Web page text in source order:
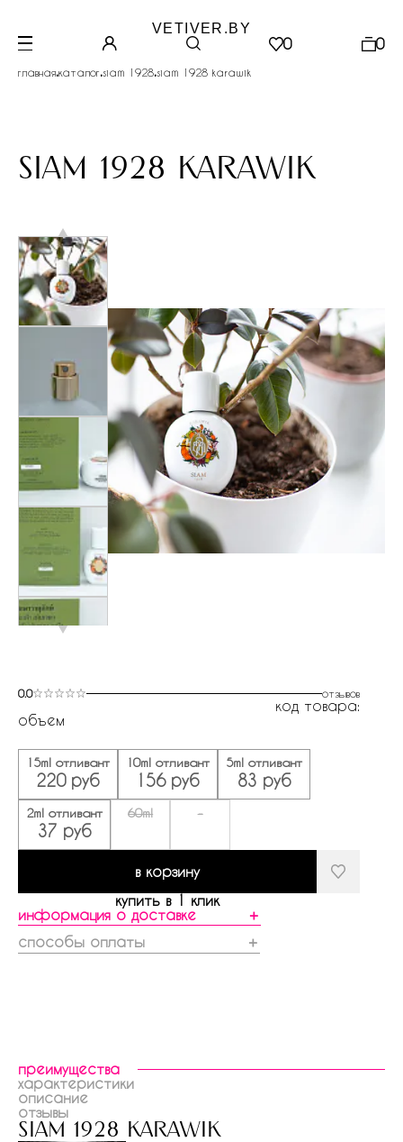
VETIVER.BY
0 0
главная.каталог.siam 1928.siam 1928 karawik
siam 1928 karawik
0.0 отзывов
код товара:
объем
15ml отливант
220 руб
10ml отливант
156 руб
5ml отливант
83 руб
2ml отливант
37 руб
60ml -
в корзину
купить в 1 клик
информация о доставке
＋
способы оплаты
＋
преимущества
характеристики
описание
отзывы
siam 1928 karawik